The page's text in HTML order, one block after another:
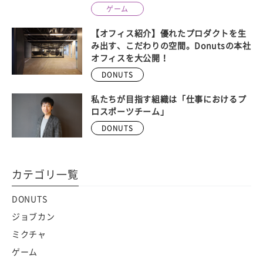
ゲーム
【オフィス紹介】優れたプロダクトを生
み出す、こだわりの空間。Donutsの本社
オフィスを大公開！
DONUTS
私たちが目指す組織は「仕事におけるプ
ロスポーツチーム」
DONUTS
カテゴリ一覧
DONUTS
ジョブカン
ミクチャ
ゲーム